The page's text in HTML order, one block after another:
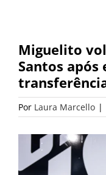
Miguelito
Santos após
Por Laura Marcello |